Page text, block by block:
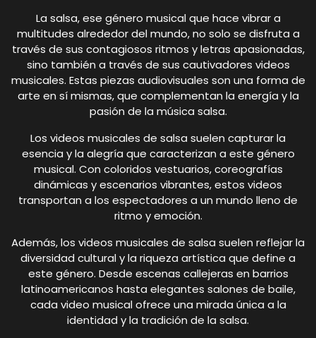
La salsa, ese género musical que hace vibrar a
multitudes alrededor del mundo, no solo se disfruta a
través de sus contagiosos ritmos y letras apasionadas,
sino también a través de sus cautivadores videos
musicales. Estas piezas audiovisuales son una forma de
arte en sí mismas, que complementan la energía y la
pasión de la música salsa.
Los videos musicales de salsa suelen capturar la
esencia y la alegría que caracterizan a este género
musical. Con coloridos vestuarios, coreografías
dinámicas y escenarios vibrantes, estos videos
transportan a los espectadores a un mundo lleno de
ritmo y emoción.
Además, los videos musicales de salsa suelen reflejar la
diversidad cultural y la riqueza artística que define a
este género. Desde escenas callejeras en barrios
latinoamericanos hasta elegantes salones de baile,
cada video musical ofrece una mirada única a la
identidad y la tradición de la salsa.